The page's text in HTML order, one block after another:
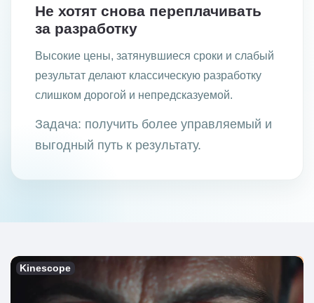
Не хотят снова переплачивать
за разработку
Высокие цены, затянувшиеся сроки и слабый
результат делают классическую разработку
слишком дорогой и непредсказуемой.
Задача: получить более управляемый и
выгодный путь к результату.
Kinescope